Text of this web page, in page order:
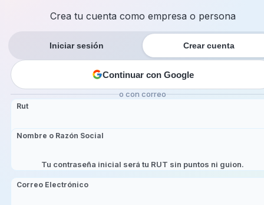
Crea tu cuenta como empresa o persona
Iniciar sesión Crear cuenta
Continuar con Google
o con correo
Rut
Nombre o Razón Social
Tu contraseña inicial será tu RUT sin puntos ni guion.
Correo Electrónico